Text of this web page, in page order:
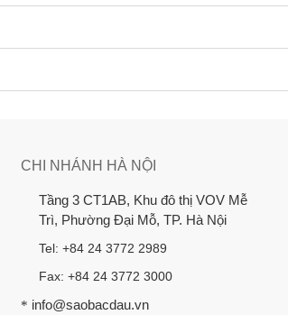
CHI NHÁNH HÀ NỘI
Tầng 3 CT1AB, Khu đô thị VOV Mễ
Trì, Phường Đại Mỗ, TP. Hà Nội
Tel: +84 24 3772 2989
Fax: +84 24 3772 3000
* info@saobacdau.vn